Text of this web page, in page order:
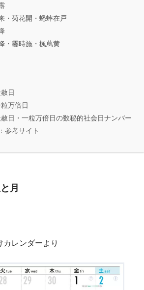
・菊花開・蟋蟀在戸
・霎時施・楓蔦黄
日
万倍日
日・一粒万倍日の数秘的社会日ナンバー
参考サイト
月
レンダーより